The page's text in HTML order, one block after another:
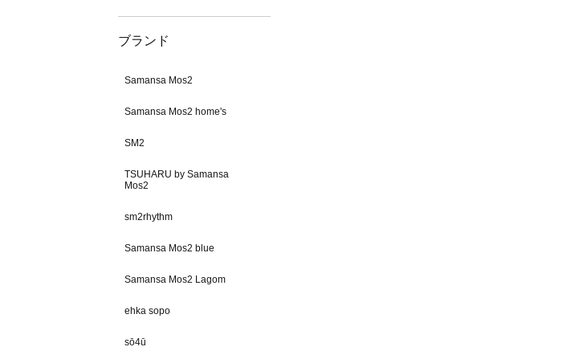
ブランド
Samansa Mos2
Samansa Mos2 home's
SM2
TSUHARU by Samansa
Mos2
sm2rhythm
Samansa Mos2 blue
Samansa Mos2 Lagom
ehka sopo
sō4ū